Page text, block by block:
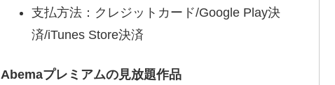
支払方法：クレジットカード/Google Play決
済/iTunes Store決済
Abemaプレミアムの見放題作品